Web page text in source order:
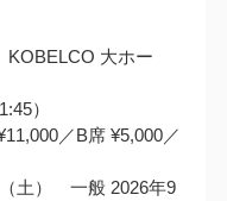
大ホー
）
／B席 ¥5,000／
土） 一般 2026年9